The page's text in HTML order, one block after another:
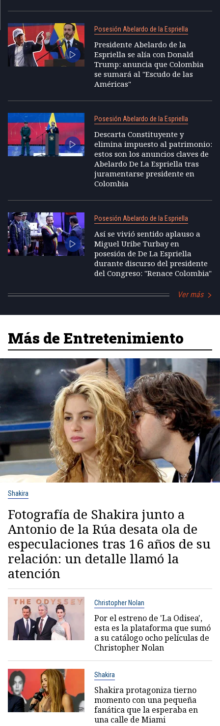
Posesión Abelardo de la Espriella
Presidente Abelardo de la
Espriella se alía con Donald
Trump: anuncia que Colombia
se sumará al "Escudo de las
Américas"
Posesión Abelardo de la Espriella
Descarta Constituyente y
elimina impuesto al patrimonio:
estos son los anuncios claves de
Abelardo De La Espriella tras
juramentarse presidente en
Colombia
Posesión Abelardo de la Espriella
Así se vivió sentido aplauso a
Miguel Uribe Turbay en
posesión de De La Espriella
durante discurso del presidente
del Congreso: "Renace Colombia"
Ver más
Más de Entretenimiento
Shakira
Fotografía de Shakira junto a
Antonio de la Rúa desata ola de
especulaciones tras 16 años de su
relación: un detalle llamó la
atención
Christopher Nolan
Por el estreno de 'La Odisea',
esta es la plataforma que sumó
a su catálogo ocho películas de
Christopher Nolan
Shakira
Shakira protagoniza tierno
momento con una pequeña
fanática que la esperaba en
una calle de Miami